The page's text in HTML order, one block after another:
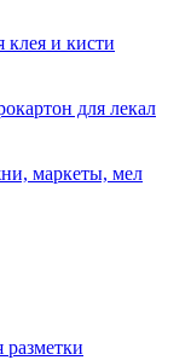
клея и кисти
для лекал
маркеты, мел
разметки